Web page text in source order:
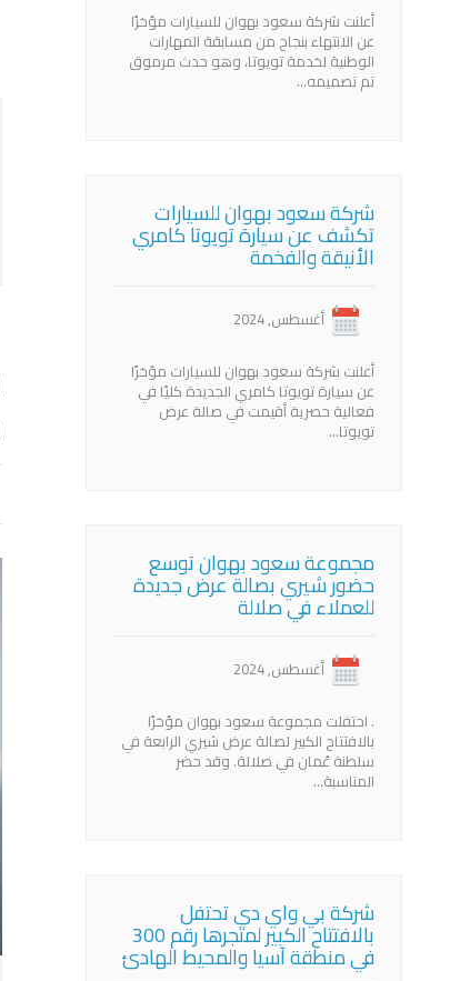
أعلنت شركة سعود بهوان للسيارات مؤخرًا
عن الانتهاء بنجاح من مسابقة المهارات
الوطنية لخدمة تويوتا، وهو حدث مرموق
تم تصميمه…
شركة سعود بهوان للسيارات
تكشف عن سيارة تويوتا كامري
الأنيقة والفخمة
أغسطس, 2024
أعلنت شركة سعود بهوان للسيارات مؤخرًا
عن سيارة تويوتا كامري الجديدة كليًا في
فعالية حصرية أقيمت في صالة عرض
تويوتا…
مجموعة سعود بهوان توسع
حضور شيري بصالة عرض جديدة
للعملاء في صلالة
أغسطس, 2024
. احتفلت مجموعة سعود بهوان مؤخرًا
بالافتتاح الكبير لصالة عرض شيري الرابعة في
سلطنة عُمان في صلالة. وقد حضر
المناسبة…
شركة بي واي دي تحتفل
بالافتتاح الكبير لمتجرها رقم 300
في منطقة آسيا والمحيط الهادئ